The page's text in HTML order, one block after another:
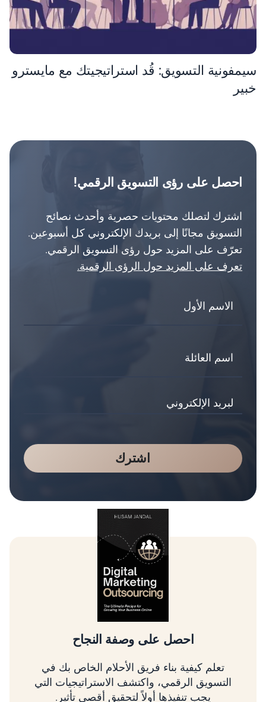
سيمفونية التسويق: قُد استراتيجيتك مع مايسترو
خبير
احصل على رؤى التسويق الرقمي!
اشترك لتصلك محتويات حصرية وأحدث نصائح
التسويق مجانًا إلى بريدك الإلكتروني كل أسبوعين.
تعرّف على المزيد حول رؤى التسويق الرقمي.
تعرف على المزيد حول الرؤى الرقمية.
اشترك
احصل على وصفة النجاح
تعلم كيفية بناء فريق الأحلام الخاص بك في
التسويق الرقمي، واكتشف الاستراتيجيات التي
يجب تنفيذها أولاً لتحقيق أقصى تأثير.